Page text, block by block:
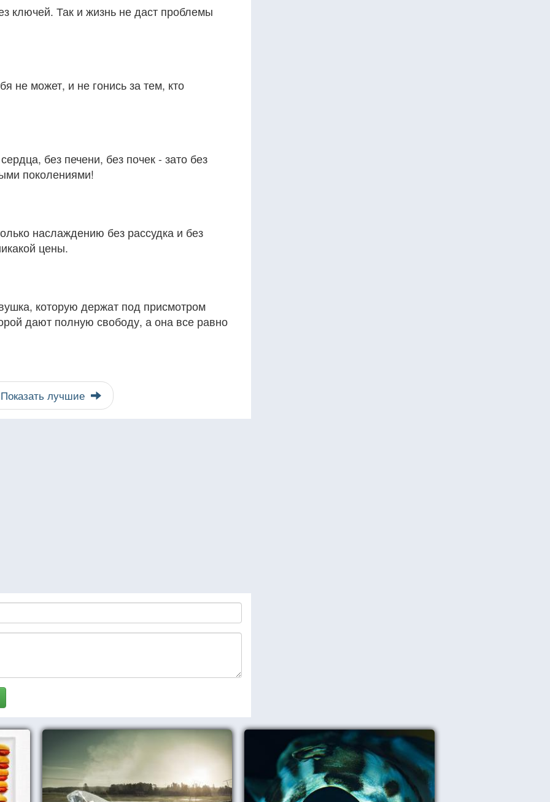
ключей. Так и жизнь не даст проблемы
не может, и не гонись за тем, кто
без печени, без почек - зато без
поколениями!
наслаждению без рассудка и без
цены.
которую держат под присмотром
дают полную свободу, а она все равно
Показать лучшие